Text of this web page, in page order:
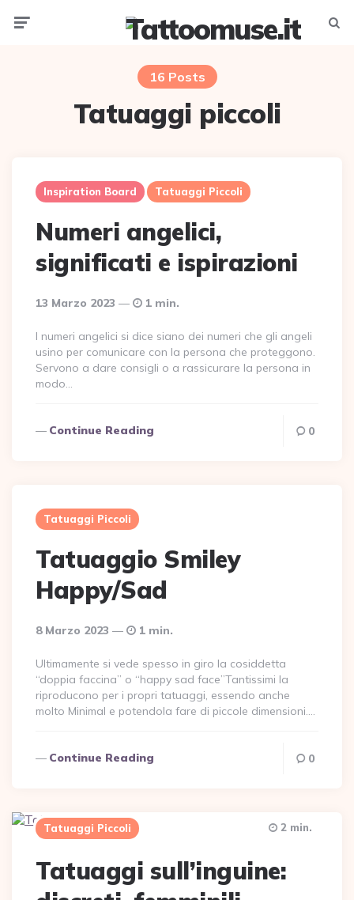
16 Posts
Tatuaggi piccoli
Inspiration Board Tatuaggi Piccoli
Numeri angelici,
significati e ispirazioni
13 Marzo 2023 1 min.
I numeri angelici si dice siano dei numeri che gli angeli
usino per comunicare con la persona che proteggono.
Servono a dare consigli o a rassicurare la persona in
modo…
Continue Reading 0
Tatuaggi Piccoli
Tatuaggio Smiley
Happy/Sad
8 Marzo 2023 1 min.
Ultimamente si vede spesso in giro la cosiddetta
“doppia faccina” o “happy sad face”Tantissimi la
riproducono per i propri tatuaggi, essendo anche
molto Minimal e potendola fare di piccole dimensioni….
Continue Reading 0
Tatuaggi Piccoli
Tatuaggi sull’inguine:
2 min.